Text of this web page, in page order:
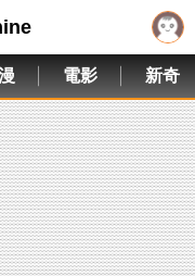
電影 新奇